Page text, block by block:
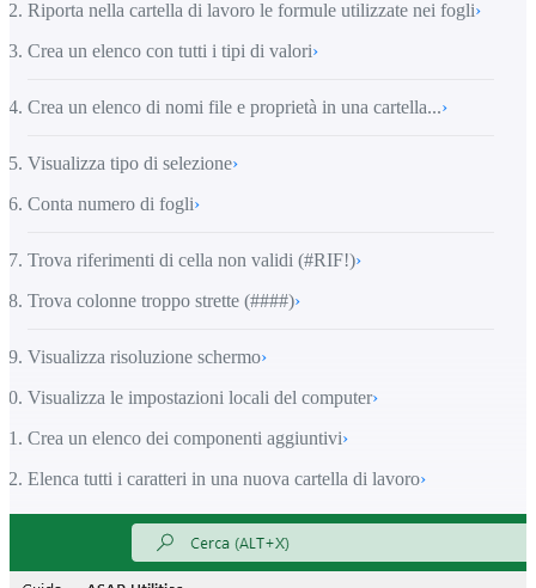
Riporta nella cartella di lavoro le formule utilizzate nei fogli›
Crea un elenco con tutti i tipi di valori›
Crea un elenco di nomi file e proprietà in una cartella...›
Visualizza tipo di selezione›
Conta numero di fogli›
Trova riferimenti di cella non validi (#RIF!)›
Trova colonne troppo strette (####)›
Visualizza risoluzione schermo›
Visualizza le impostazioni locali del computer›
Crea un elenco dei componenti aggiuntivi›
Elenca tutti i caratteri in una nuova cartella di lavoro›